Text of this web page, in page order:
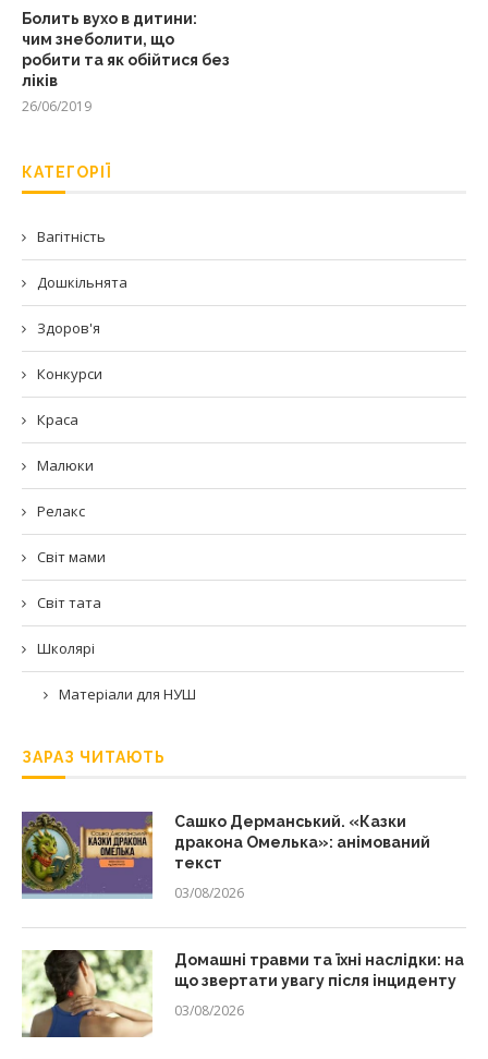
Болить вухо в дитини:
чим знеболити, що
робити та як обійтися без
ліків
26/06/2019
КАТЕГОРІЇ
Вагітність
Дошкільнята
Здоров'я
Конкурси
Краса
Малюки
Релакс
Світ мами
Світ тата
Школярі
Матеріали для НУШ
ЗАРАЗ ЧИТАЮТЬ
Сашко Дерманський. «Казки
дракона Омелька»: анімований
текст
03/08/2026
Домашні травми та їхні наслідки: на
що звертати увагу після інциденту
03/08/2026